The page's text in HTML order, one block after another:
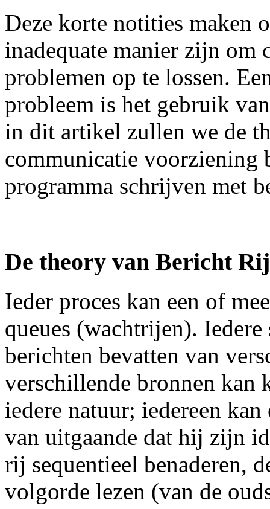
Deze korte notities maken
inadequate manier zijn om
problemen op te lossen.
probleem is het gebruik
in dit artikel zullen we de
communicatie voorziening
programma schrijven met
De theory van Bericht
Ieder proces kan een of
queues (wachtrijen).
berichten bevatten van
verschillende bronnen kan
iedere natuur; iedereen
van uitgaande dat hij zijn
rij sequentieel benaderen,
volgorde lezen (van de